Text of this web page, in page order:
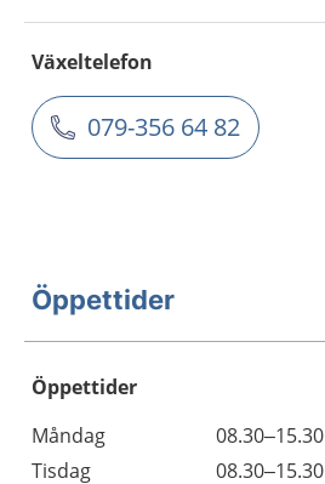
Växeltelefon
079-356 64 82
Öppettider
Öppettider
Dag
Öppettider
Kommentarer
Måndag
08.30–15.30
Tisdag
08.30–15.30